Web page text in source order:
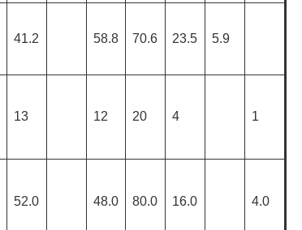
41.2 58.8 70.6 23.5 5.9
13 12 20 4 1
52.0 48.0 80.0 16.0 4.0